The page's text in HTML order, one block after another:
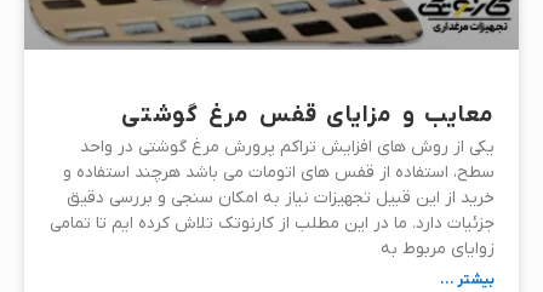
معایب و مزایای قفس مرغ گوشتی
یکی از روش های افزایش تراکم پرورش مرغ گوشتی در واحد
سطح، استفاده از قفس های اتومات می باشد هرچند استفاده و
خرید از این قبیل تجهیزات نیاز به امکان سنجی و بررسی دقیق
جزئیات دارد. ما در این مطلب از کارنوتک تلاش کرده ایم تا تمامی
زوایای مربوط به
بیشتر ...